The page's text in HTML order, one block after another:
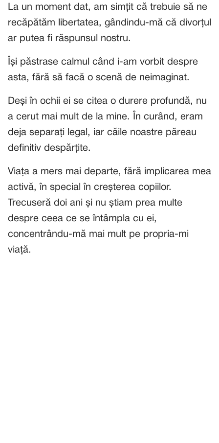
La un moment dat, am simțit că trebuie să ne
recăpătăm libertatea, gândindu-mă că divorțul
ar putea fi răspunsul nostru.
Își păstrase calmul când i-am vorbit despre
asta, fără să facă o scenă de neimaginat.
Deși în ochii ei se citea o durere profundă, nu
a cerut mai mult de la mine. În curând, eram
deja separați legal, iar căile noastre păreau
definitiv despărțite.
Viața a mers mai departe, fără implicarea mea
activă, în special în creșterea copiilor.
Trecuseră doi ani și nu știam prea multe
despre ceea ce se întâmpla cu ei,
concentrându-mă mai mult pe propria-mi
viață.